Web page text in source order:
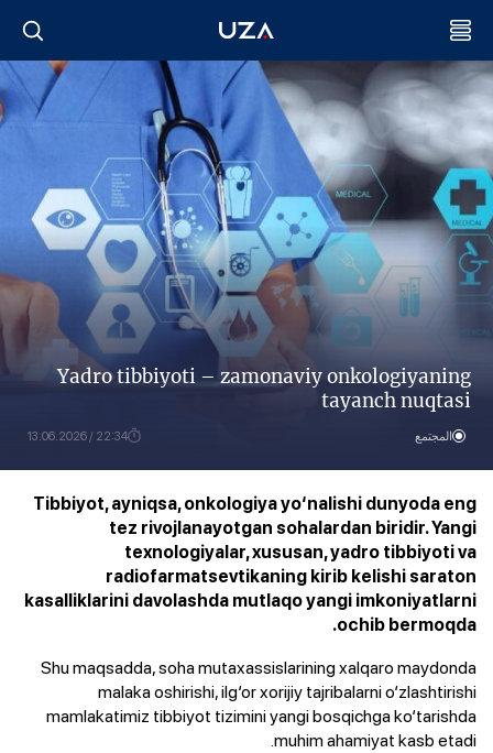
Yadro tibbiyoti – zamonaviy onkologiyaning
tayanch nuqtasi
المجتمع 22:34 / 13.06.2026
Tibbiyot, ayniqsa, onkologiya yo‘nalishi dunyoda eng
tez rivojlanayotgan sohalardan biridir. Yangi
texnologiyalar, xususan, yadro tibbiyoti va
radiofarmatsevtikaning kirib kelishi saraton
kasalliklarini davolashda mutlaqo yangi imkoniyatlarni
ochib bermoqda.
Shu maqsadda, soha mutaxassislarining xalqaro maydonda
malaka oshirishi, ilg‘or xorijiy tajribalarni o‘zlashtirishi
mamlakatimiz tibbiyot tizimini yangi bosqichga ko‘tarishda
muhim ahamiyat kasb etadi.